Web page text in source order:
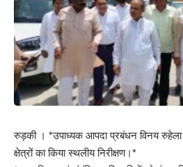
रुड़की । *उपाध्यक आपदा प्रबंधन विनय
क्षेत्रों का किया स्थलीय निरीक्षण।*